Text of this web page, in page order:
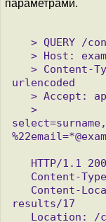
параметрами.
urlencoded
results/17